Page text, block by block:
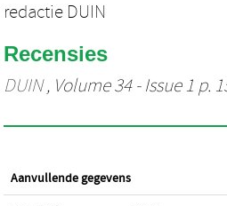
redactie DUIN
Recensies
DUIN, Volume 34 - Issue 1 p.
Aanvullende gegevens